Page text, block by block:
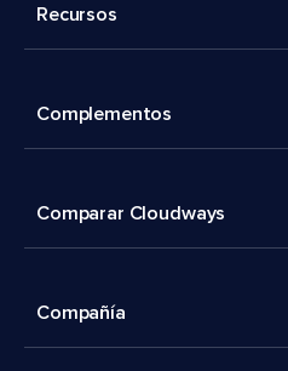
Recursos
Complementos
Comparar Cloudways
Compañía